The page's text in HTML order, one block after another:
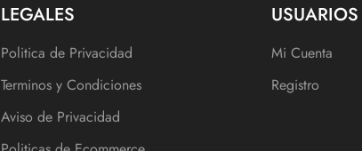
LEGALES
Politica de Privacidad
Terminos y Condiciones
Aviso de Privacidad
USUARIOS
Mi Cuenta
Registro